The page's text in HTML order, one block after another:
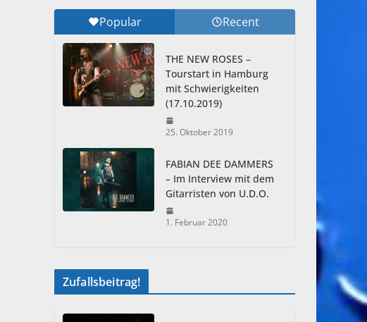
Popular Recent
THE NEW ROSES –
Tourstart in Hamburg
mit Schwierigkeiten
(17.10.2019)
25. Oktober 2019
FABIAN DEE DAMMERS
– Im Interview mit dem
Gitarristen von U.D.O.
1. Februar 2020
Zufallsbeitrag!